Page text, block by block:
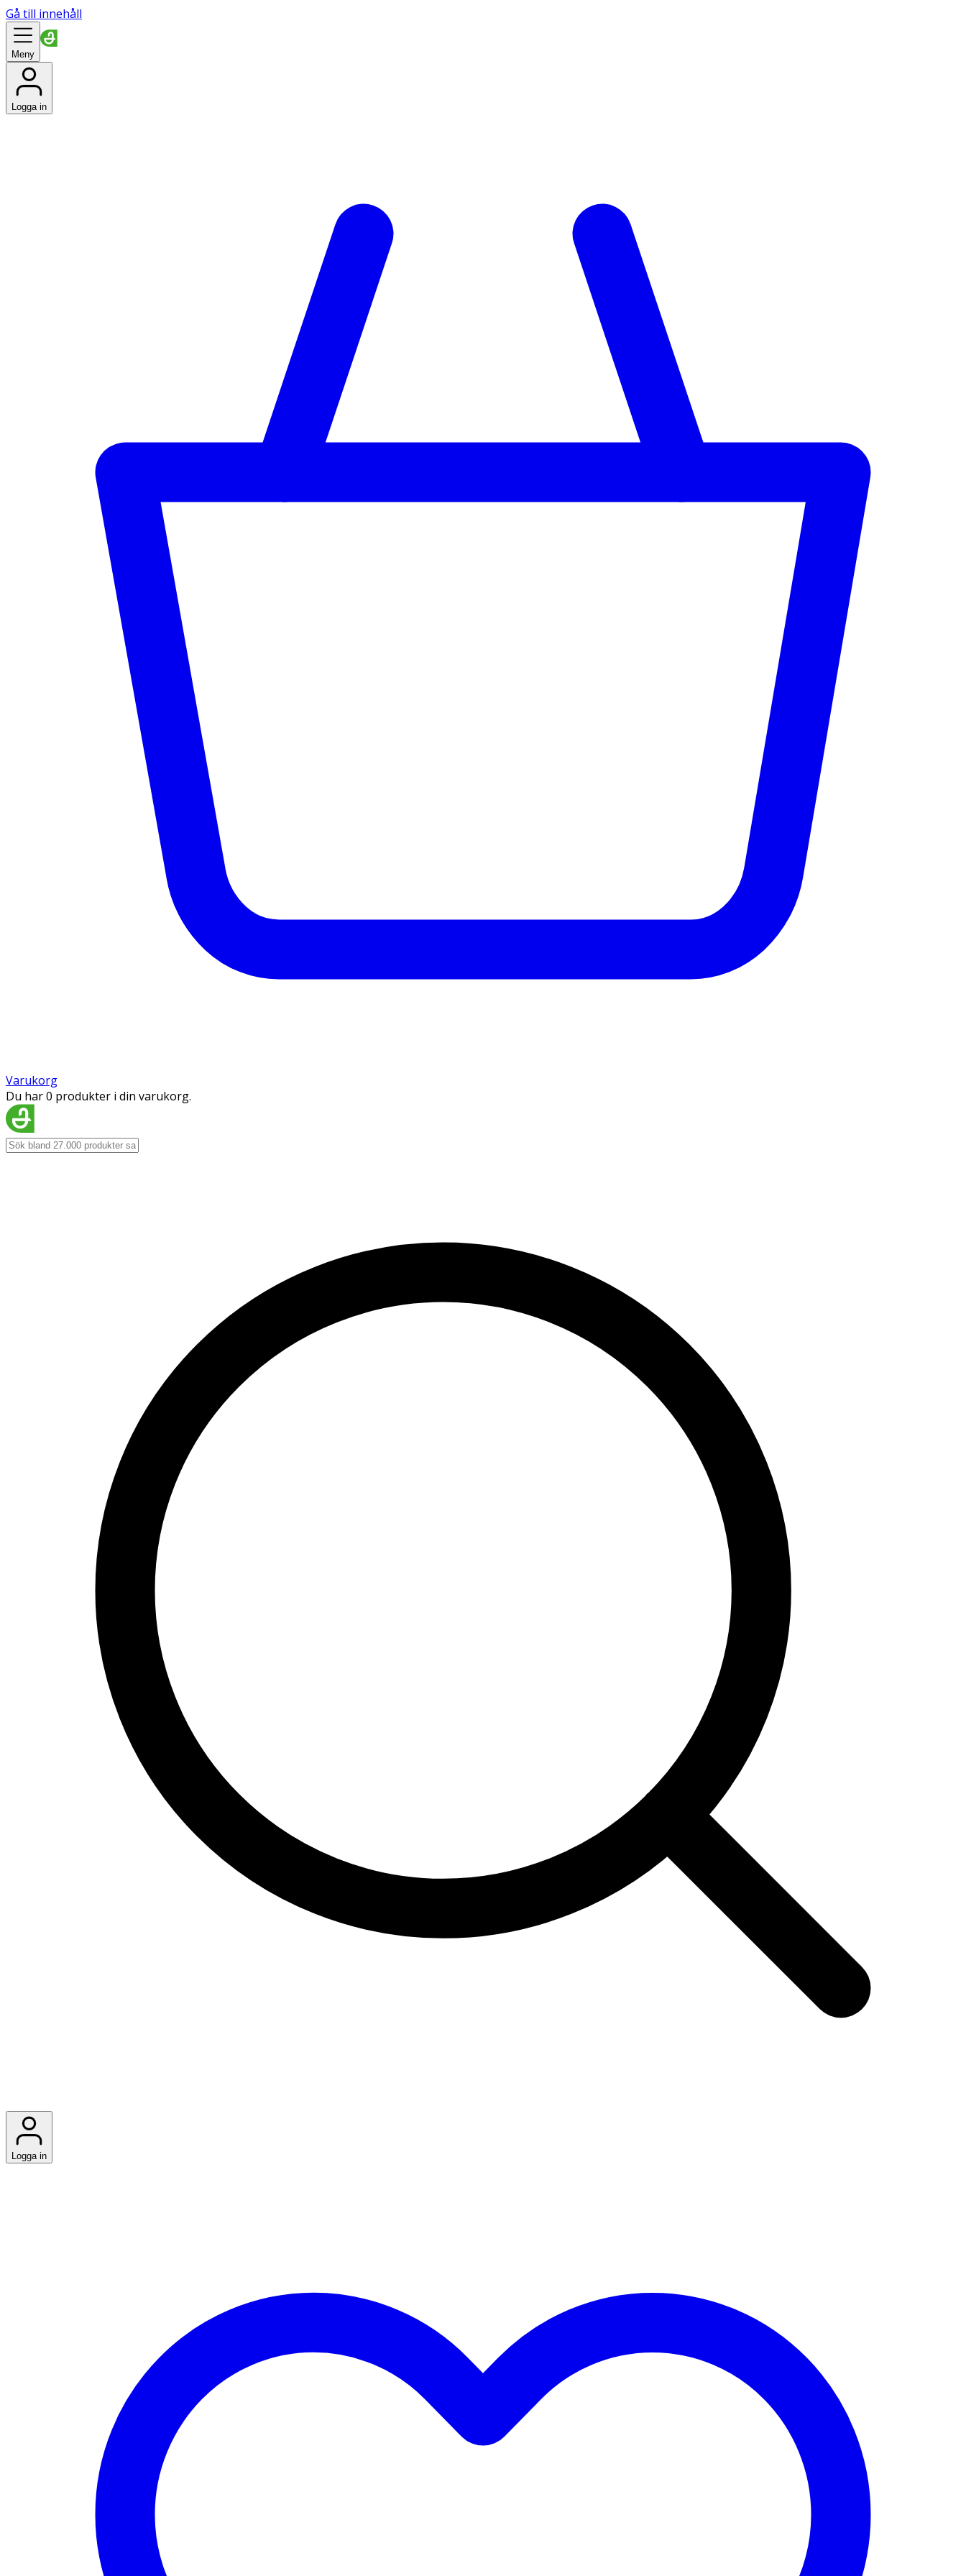
Gå till innehåll
Meny
Logga in
Varukorg
Du har 0 produkter i din varukorg.
Logga in